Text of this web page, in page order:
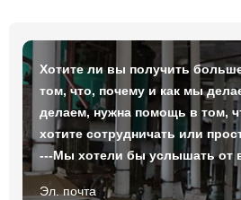
Хотите ли вы получить
том, что, почему и как мы
делаем, нужна помощь в том,
хотите сотрудничать или
---Мы хотели бы услышать от
Эл. почта